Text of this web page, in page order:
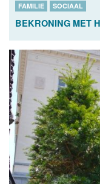
FAMILIE SOCIAAL
BEKRONING MET